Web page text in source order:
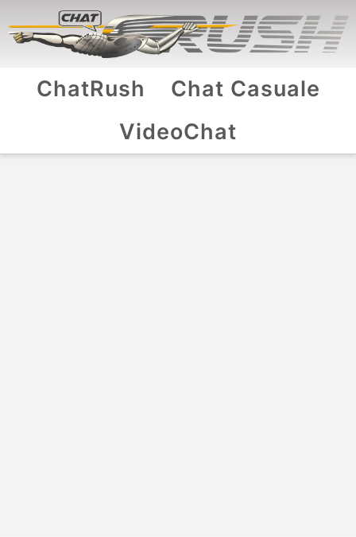
ChatRush
Chat Casuale
VideoChat